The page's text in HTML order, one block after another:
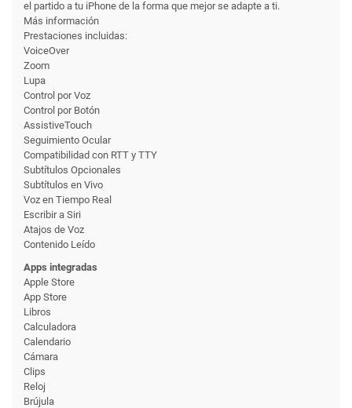
el partido a tu iPhone de la forma que mejor se adapte a ti.
Más información
Prestaciones incluidas:
VoiceOver
Zoom
Lupa
Control por Voz
Control por Botón
AssistiveTouch
Seguimiento Ocular
Compati­bilidad con RTT y TTY
Subtítulos Opcionales
Subtítulos en Vivo
Voz en Tiempo Real
Escribir a Siri
Atajos de Voz
Contenido Leído
Apps integradas
Apple Store
App Store
Libros
Calculadora
Calendario
Cámara
Clips
Reloj
Brújula